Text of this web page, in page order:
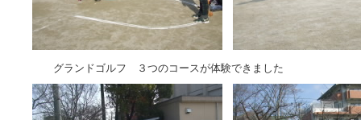
グランドゴルフ ３つのコースが体験できました